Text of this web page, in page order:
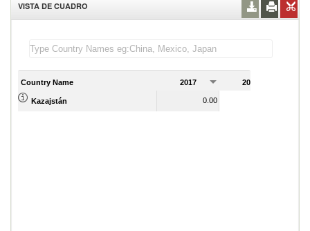
VISTA DE CUADRO
Country Name 2017 2018
Kazajstán 0.00